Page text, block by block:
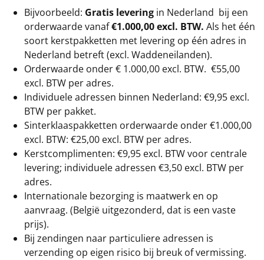
Bijvoorbeeld: Gratis levering in Nederland bij een
orderwaarde vanaf€1.000,00 excl. BTW. Als het één
soort kerstpakketten met levering op één adres in
Nederland betreft (excl. Waddeneilanden).
Orderwaarde onder € 1.000,00 excl. BTW. €55,00
excl. BTW per adres.
Individuele adressen binnen Nederland: €9,95 excl.
BTW per pakket.
Sinterklaaspakketten orderwaarde onder €1.000,00
excl. BTW: €25,00 excl. BTW per adres.
Kerstcomplimenten: €9,95 excl. BTW voor centrale
levering; individuele adressen €3,50 excl. BTW per
adres.
Internationale bezorging is maatwerk en op
aanvraag. (België uitgezonderd, dat is een vaste
prijs).
Bij zendingen naar particuliere adressen is
verzending op eigen risico bij breuk of vermissing.